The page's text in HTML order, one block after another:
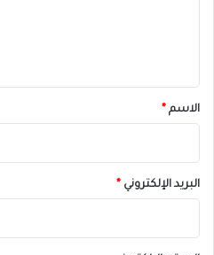
*
الاسم *
البريد الإلكتروني *